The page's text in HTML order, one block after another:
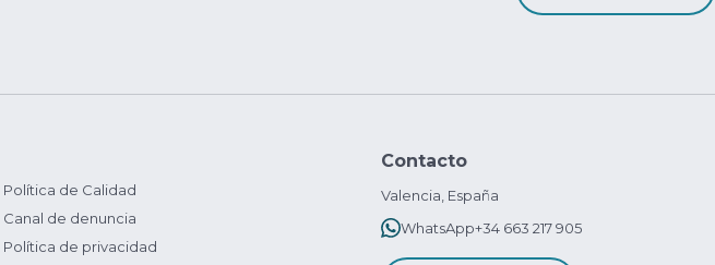
Política de Calidad
Canal de denuncia
Política de privacidad
Contacto
Valencia, España
WhatsApp+34 663 217 905